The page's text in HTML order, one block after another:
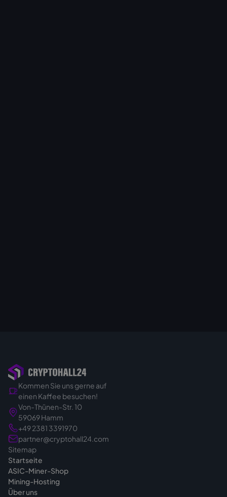
Kommen Sie uns gerne auf
einen Kaffee besuchen!
Von-Thünen-Str. 10
59069 Hamm
+49 2381 3391970
partner@cryptohall24.com
Sitemap
Startseite
ASIC-Miner-Shop
Mining-Hosting
Über uns